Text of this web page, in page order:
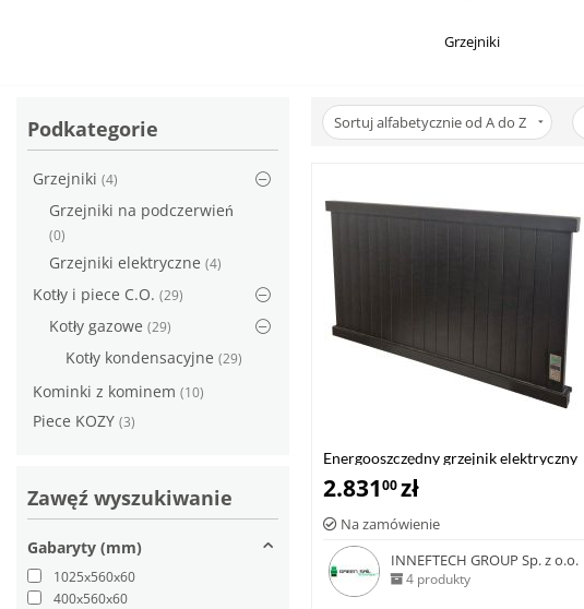
Grzejniki
Podkategorie
Grzejniki (4)
Grzejniki na podczerwień
(0)
Grzejniki elektryczne (4)
Kotły i piece C.O. (29)
Kotły gazowe (29)
Kotły kondensacyjne (29)
Kominki z kominem (10)
Piece KOZY (3)
Zawęź wyszukiwanie
Gabaryty (mm)
1025x560x60
400x560x60
Sortuj alfabetycznie od A do Z
Energooszczędny grzejnik elektryczny
EPG-1000
2.83100zł
Na zamówienie
INNEFTECH GROUP Sp. z o.o.
4 produkty